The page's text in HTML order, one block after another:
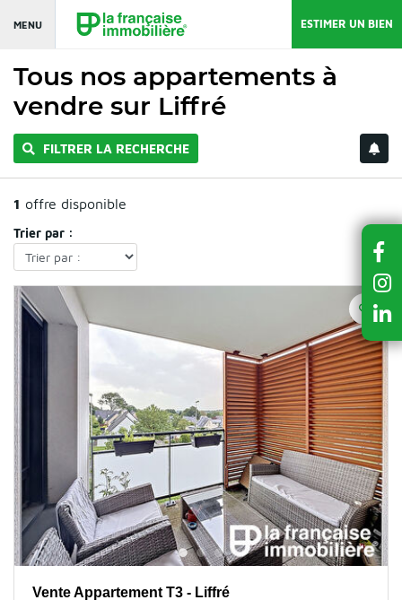
MENU ESTIMER UN BIEN
Tous nos appartements à
vendre sur Liffré
FILTRER LA RECHERCHE
1 offre disponible
Trier par :
Vente Appartement T3 - Liffré